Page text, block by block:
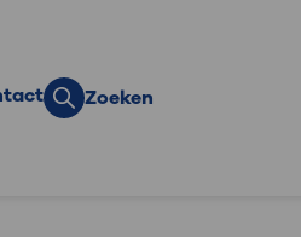
Zoeken